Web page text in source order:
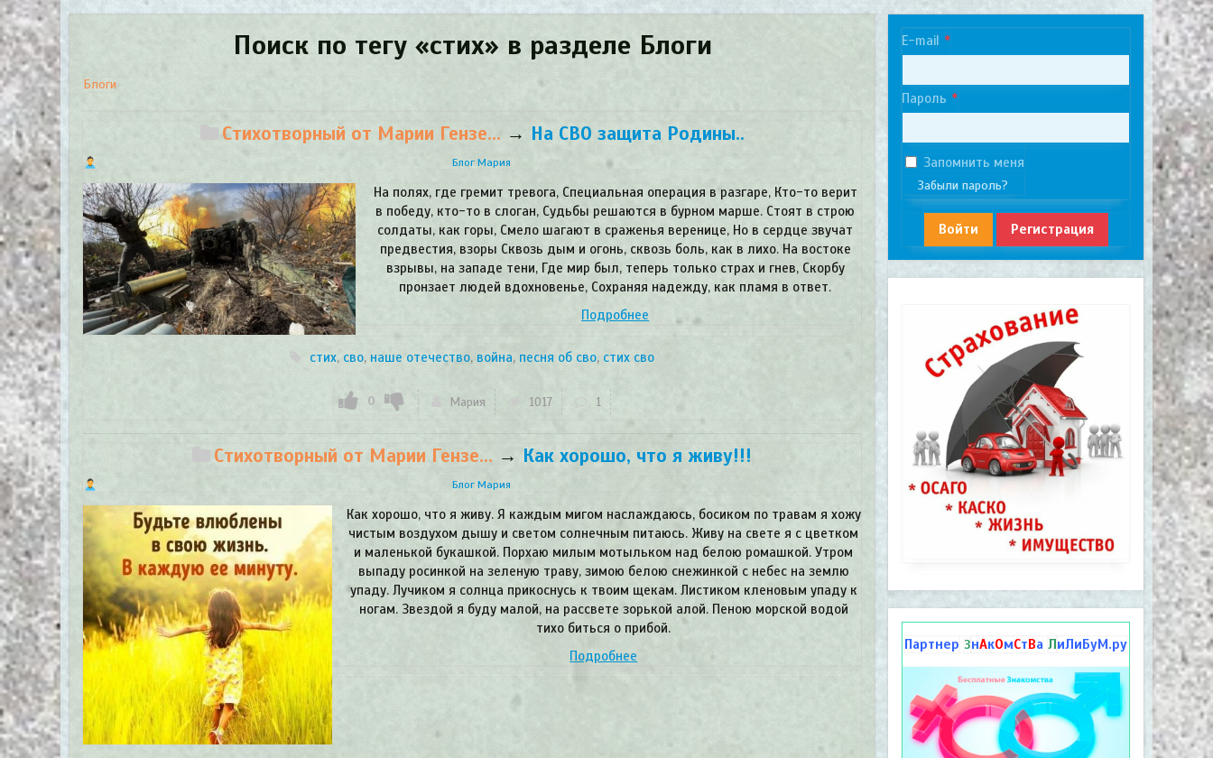
Поиск по тегу «стих» в разделе Блоги
Блоги
Стихотворный от Марии Гензе... → На СВО защита Родины..
Блог Мария
На полях, где гремит тревога, Специальная операция в разгаре, Кто-то верит
в победу, кто-то в слоган, Судьбы решаются в бурном марше. Стоят в строю
солдаты, как горы, Смело шагают в сраженья веренице, Но в сердце звучат
предвестия, взоры Сквозь дым и огонь, сквозь боль, как в лихо. На востоке
взрывы, на западе тени, Где мир был, теперь только страх и гнев, Скорбу
пронзает людей вдохновенье, Сохраняя надежду, как пламя в ответ.
Подробнее
стих, сво, наше отечество, война, песня об сво, стих сво
0 Мария 1017 1
Стихотворный от Марии Гензе... → Как хорошо, что я живу!!!
Блог Мария
Как хорошо, что я живу. Я каждым мигом наслаждаюсь, босиком по травам я хожу
чистым воздухом дышу и светом солнечным питаюсь. Живу на свете я с цветком
и маленькой букашкой. Порхаю милым мотыльком над белою ромашкой. Утром
выпаду росинкой на зеленую траву, зимою белою снежинкой с небес на землю
упаду. Лучиком я солнца прикоснусь к твоим щекам. Листиком кленовым упаду к
ногам. Звездой я буду малой, на рассвете зорькой алой. Пеною морской водой
тихо биться о прибой.
Подробнее
E-mail
Пароль
Запомнить меня
Забыли пароль?
Войти Регистрация
Партнер ЗнАкОмСтВа ЛиЛиБуМ.ру